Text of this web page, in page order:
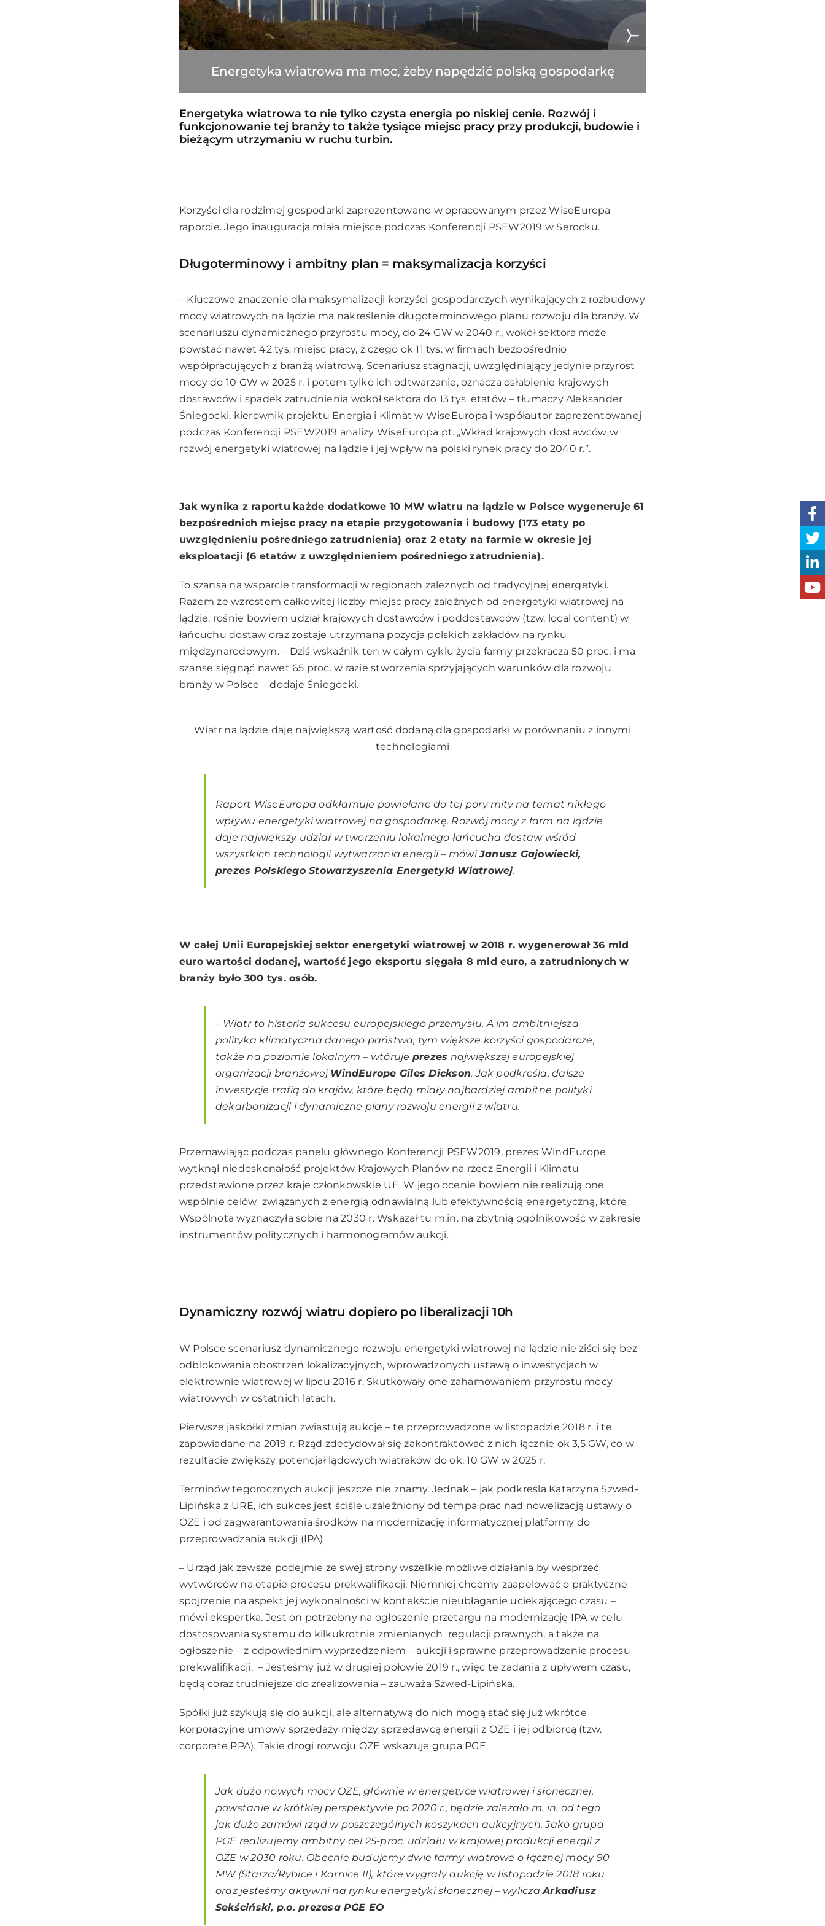
Energetyka wiatrowa ma moc, żeby napędzić polską gospodarkę
Energetyka wiatrowa to nie tylko czysta energia po niskiej cenie. Rozwój i
funkcjonowanie tej branży to także tysiące miejsc pracy przy produkcji, budowie i
bieżącym utrzymaniu w ruchu turbin.
Korzyści dla rodzimej gospodarki zaprezentowano w opracowanym przez WiseEuropa
raporcie. Jego inauguracja miała miejsce podczas Konferencji PSEW2019 w Serocku.
Długoterminowy i ambitny plan = maksymalizacja korzyści
– Kluczowe znaczenie dla maksymalizacji korzyści gospodarczych wynikających z rozbudowy
mocy wiatrowych na lądzie ma nakreślenie długoterminowego planu rozwoju dla branży. W
scenariuszu dynamicznego przyrostu mocy, do 24 GW w 2040 r., wokół sektora może
powstać nawet 42 tys. miejsc pracy, z czego ok 11 tys. w firmach bezpośrednio
współpracujących z branżą wiatrową. Scenariusz stagnacji, uwzględniający jedynie przyrost
mocy do 10 GW w 2025 r. i potem tylko ich odtwarzanie, oznacza osłabienie krajowych
dostawców i spadek zatrudnienia wokół sektora do 13 tys. etatów – tłumaczy Aleksander
Śniegocki, kierownik projektu Energia i Klimat w WiseEuropa i współautor zaprezentowanej
podczas Konferencji PSEW2019 analizy WiseEuropa pt. „Wkład krajowych dostawców w
rozwój energetyki wiatrowej na lądzie i jej wpływ na polski rynek pracy do 2040 r.”.
Jak wynika z raportu każde dodatkowe 10 MW wiatru na lądzie w Polsce wygeneruje 61
bezpośrednich miejsc pracy na etapie przygotowania i budowy (173 etaty po
uwzględnieniu pośredniego zatrudnienia) oraz 2 etaty na farmie w okresie jej
eksploatacji (6 etatów z uwzględnieniem pośredniego zatrudnienia).
To szansa na wsparcie transformacji w regionach zależnych od tradycyjnej energetyki.
Razem ze wzrostem całkowitej liczby miejsc pracy zależnych od energetyki wiatrowej na
lądzie, rośnie bowiem udział krajowych dostawców i poddostawców (tzw. local content) w
łańcuchu dostaw oraz zostaje utrzymana pozycja polskich zakładów na rynku
międzynarodowym. – Dziś wskaźnik ten w całym cyklu życia farmy przekracza 50 proc. i ma
szanse sięgnąć nawet 65 proc. w razie stworzenia sprzyjających warunków dla rozwoju
branży w Polsce – dodaje Śniegocki.
Wiatr na lądzie daje największą wartość dodaną dla gospodarki w porównaniu z innymi
technologiami
Raport WiseEuropa odkłamuje powielane do tej pory mity na temat nikłego
wpływu energetyki wiatrowej na gospodarkę. Rozwój mocy z farm na lądzie
daje największy udział w tworzeniu lokalnego łańcucha dostaw wśród
wszystkich technologii wytwarzania energii – mówiJanusz Gajowiecki,
prezes Polskiego Stowarzyszenia Energetyki Wiatrowej.
W całej Unii Europejskiej sektor energetyki wiatrowej w 2018 r. wygenerował 36 mld
euro wartości dodanej, wartość jego eksportu sięgała 8 mld euro, a zatrudnionych w
branży było 300 tys. osób.
– Wiatr to historia sukcesu europejskiego przemysłu. A im ambitniejsza
polityka klimatyczna danego państwa, tym większe korzyści gospodarcze,
także na poziomie lokalnym – wtóruje prezes największej europejskiej
organizacji branżowej WindEurope Giles Dickson. Jak podkreśla, dalsze
inwestycje trafią do krajów, które będą miały najbardziej ambitne polityki
dekarbonizacji i dynamiczne plany rozwoju energii z wiatru.
Przemawiając podczas panelu głównego Konferencji PSEW2019, prezes WindEurope
wytknął niedoskonałość projektów Krajowych Planów na rzecz Energii i Klimatu
przedstawione przez kraje członkowskie UE. W jego ocenie bowiem nie realizują one
wspólnie celów związanych z energią odnawialną lub efektywnością energetyczną, które
Wspólnota wyznaczyła sobie na 2030 r. Wskazał tu m.in. na zbytnią ogólnikowość w zakresie
instrumentów politycznych i harmonogramów aukcji.
Dynamiczny rozwój wiatru dopiero po liberalizacji 10h
W Polsce scenariusz dynamicznego rozwoju energetyki wiatrowej na lądzie nie ziści się bez
odblokowania obostrzeń lokalizacyjnych, wprowadzonych ustawą o inwestycjach w
elektrownie wiatrowej w lipcu 2016 r. Skutkowały one zahamowaniem przyrostu mocy
wiatrowych w ostatnich latach.
Pierwsze jaskółki zmian zwiastują aukcje – te przeprowadzone w listopadzie 2018 r. i te
zapowiadane na 2019 r. Rząd zdecydował się zakontraktować z nich łącznie ok 3,5 GW, co w
rezultacie zwiększy potencjał lądowych wiatraków do ok. 10 GW w 2025 r.
Terminów tegorocznych aukcji jeszcze nie znamy. Jednak – jak podkreśla Katarzyna Szwed-
Lipińska z URE, ich sukces jest ściśle uzależniony od tempa prac nad nowelizacją ustawy o
OZE i od zagwarantowania środków na modernizację informatycznej platformy do
przeprowadzania aukcji (IPA)
– Urząd jak zawsze podejmie ze swej strony wszelkie możliwe działania by wesprzeć
wytwórców na etapie procesu prekwalifikacji. Niemniej chcemy zaapelować o praktyczne
spojrzenie na aspekt jej wykonalności w kontekście nieubłaganie uciekającego czasu –
mówi ekspertka. Jest on potrzebny na ogłoszenie przetargu na modernizację IPA w celu
dostosowania systemu do kilkukrotnie zmienianych regulacji prawnych, a także na
ogłoszenie – z odpowiednim wyprzedzeniem – aukcji i sprawne przeprowadzenie procesu
prekwalifikacji. – Jesteśmy już w drugiej połowie 2019 r., więc te zadania z upływem czasu,
będą coraz trudniejsze do zrealizowania – zauważa Szwed-Lipińska.
Spółki już szykują się do aukcji, ale alternatywą do nich mogą stać się już wkrótce
korporacyjne umowy sprzedaży między sprzedawcą energii z OZE i jej odbiorcą (tzw.
corporate PPA). Takie drogi rozwoju OZE wskazuje grupa PGE.
Jak dużo nowych mocy OZE, głównie w energetyce wiatrowej i słonecznej,
powstanie w krótkiej perspektywie po 2020 r., będzie zależało m. in. od tego
jak dużo zamówi rząd w poszczególnych koszykach aukcyjnych. Jako grupa
PGE realizujemy ambitny cel 25-proc. udziału w krajowej produkcji energii z
OZE w 2030 roku. Obecnie budujemy dwie farmy wiatrowe o łącznej mocy 90
MW (Starza/Rybice i Karnice II), które wygrały aukcję w listopadzie 2018 roku
oraz jesteśmy aktywni na rynku energetyki słonecznej – wyliczaArkadiusz
Sekściński, p.o. prezesa PGE EO